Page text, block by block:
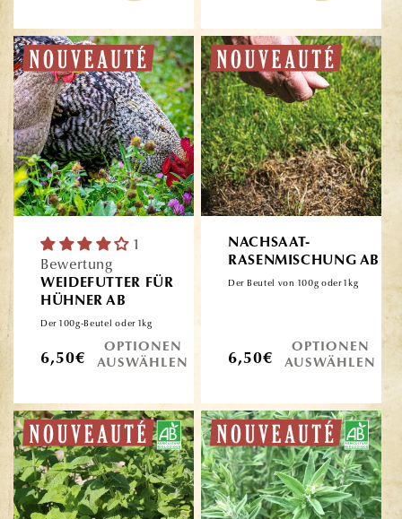
1
Bewertung
WEIDEFUTTER FÜR
HÜHNER AB
Der 100g-Beutel oder 1kg
Normaler
6,50€
OPTIONEN
AUSWÄHLEN
NACHSAAT-
RASENMISCHUNG AB
Der Beutel von 100g oder 1kg
Normaler
6,50€
OPTIONEN
AUSWÄHLEN